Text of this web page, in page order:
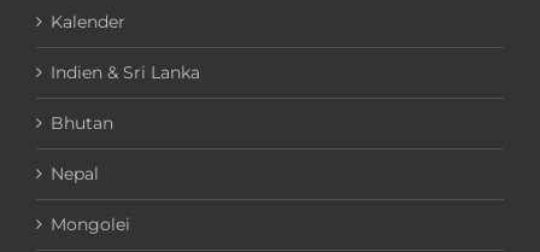
Kalender
Indien & Sri Lanka
Bhutan
Nepal
Mongolei